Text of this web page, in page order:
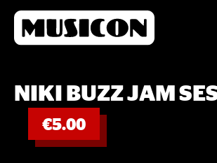
NIKI BUZZ JAM
€5.00